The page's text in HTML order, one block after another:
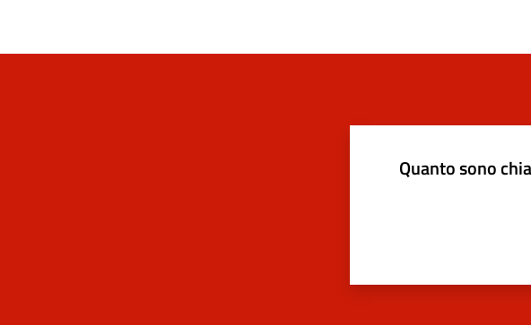
Quanto sono